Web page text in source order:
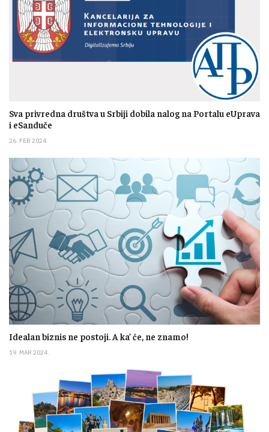
Sva privredna društva u Srbiji dobila nalog na Portalu eUprava
i eSanduče
26. FEB 2024.
Idealan biznis ne postoji. A ka’ će, ne znamo!
19. MAR 2024.